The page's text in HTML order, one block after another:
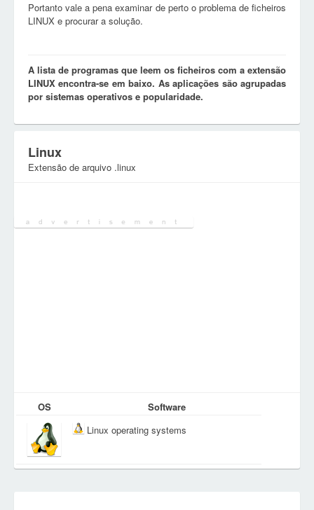
Portanto vale a pena examinar de perto o problema de ficheiros
LINUX e procurar a solução.
A lista de programas que leem os ficheiros com a extensão
LINUX encontra-se em baixo. As aplicações são agrupadas
por sistemas operativos e popularidade.
Linux
Extensão de arquivo .linux
OS
Software
Linux operating systems